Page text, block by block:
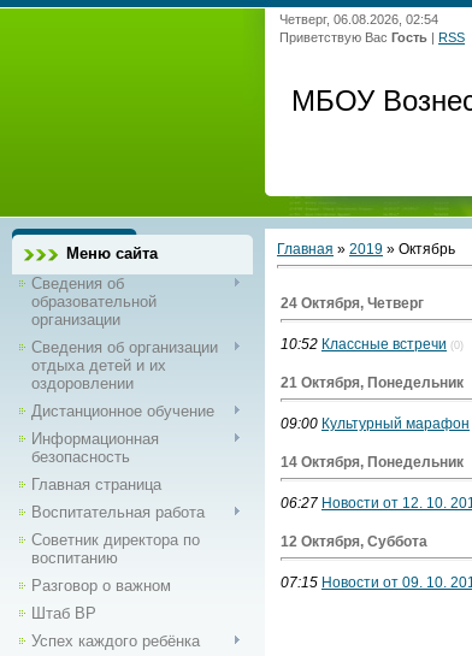
Четверг, 06.08.2026, 02:54
Приветствую Вас Гость | RSS
МБОУ
Меню сайта
Сведения об
образовательной
организации
Сведения об организации
отдыха детей и их
оздоровлении
Дистанционное обучение
Информационная
безопасность
Главная страница
Воспитательная работа
Советник директора по
воспитанию
Разговор о важном
Штаб ВР
Успех каждого ребёнка
Главная » 2019 » Октябрь
24 Октября, Четверг
10:52 Классные встречи (0)
21 Октября, Понедельник
09:00 Культурный марафон
14 Октября, Понедельник
06:27 Новости от 12. 10.
12 Октября, Суббота
07:15 Новости от 09. 10.